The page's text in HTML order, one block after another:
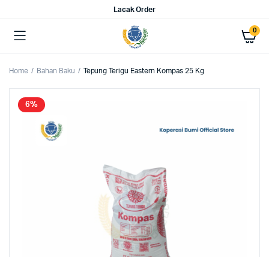
Lacak Order
0
Home Bahan Baku Tepung Terigu Eastern Kompas 25 Kg
6%